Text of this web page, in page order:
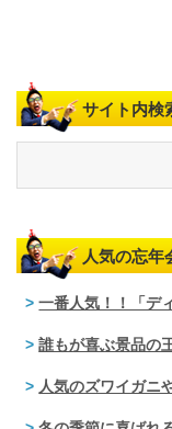
サイト内検
人気の忘年
一番人気！！「デ
誰もが喜ぶ景品の
人気のズワイガニ